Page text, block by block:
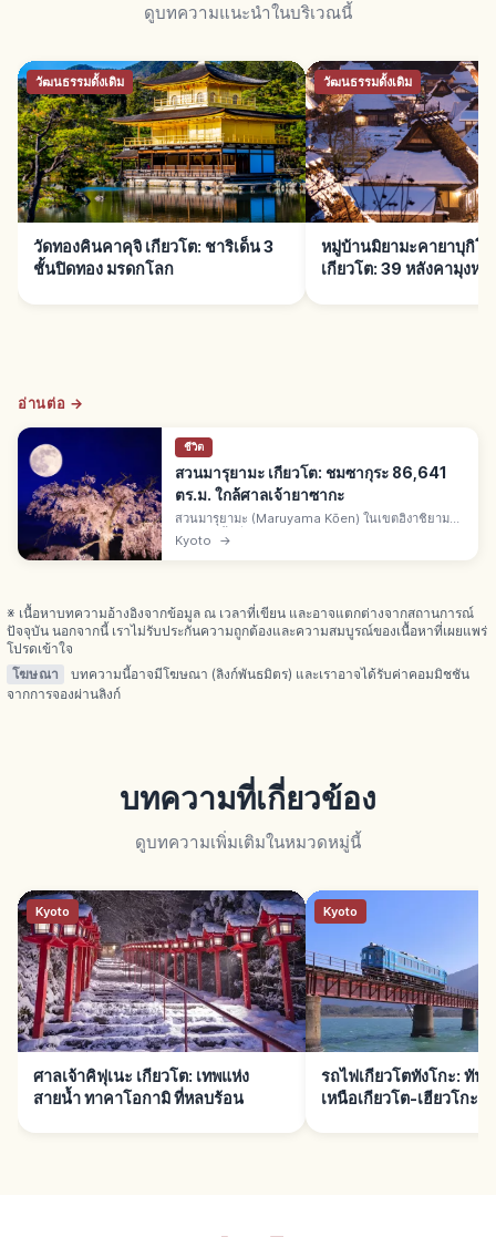
ดูบทความแนะนำในบริเวณนี้
วัฒนธรรมดั้งเดิม
วัดทองคินคาคุจิ เกียวโต: ชาริเด็น 3
ชั้นปิดทอง มรดกโลก
วัฒนธรรมดั้งเดิม
หมู่บ้านมิยามะคายาบุกิโ
เกียวโต: 39 หลังคามุงหญ้
อ่านต่อ →
ชีวิต
สวนมารุยามะ เกียวโต: ชมซากุระ 86,641
ตร.ม. ใกล้ศาลเจ้ายาซากะ
สวนมารุยามะ (Maruyama Kōen) ในเขตฮิงาชิยามะ
เกียวโต พื้นที่ 86,641 ตร.ม. เปิดปี 1886 สวน
สาธารณะเก่าแก่ของเกียวโต ติดศาลเจ้ายาซากะ จุดชม
Kyoto →
※ เนื้อหาบทความอ้างอิงจากข้อมูล ณ เวลาที่เขียน และอาจแตกต่างจากสถานการณ์
ปัจจุบัน นอกจากนี้ เราไม่รับประกันความถูกต้องและความสมบูรณ์ของเนื้อหาที่เผยแพร่
โปรดเข้าใจ
โฆษณา
บทความนี้อาจมีโฆษณา (ลิงก์พันธมิตร) และเราอาจได้รับค่าคอมมิชชัน
จากการจองผ่านลิงก์
บทความที่เกี่ยวข้อง
ดูบทความเพิ่มเติมในหมวดหมู่นี้
Kyoto
ศาลเจ้าคิฟุเนะ เกียวโต: เทพแห่ง
สายน้ำ ทาคาโอกามิ ที่หลบร้อน
Kyoto
รถไฟเกียวโตทังโกะ: ทัน
เหนือเกียวโต-เฮียวโกะ